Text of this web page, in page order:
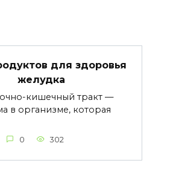
для здоровья
желудка
кишечный тракт —
в организме, которая
0 302